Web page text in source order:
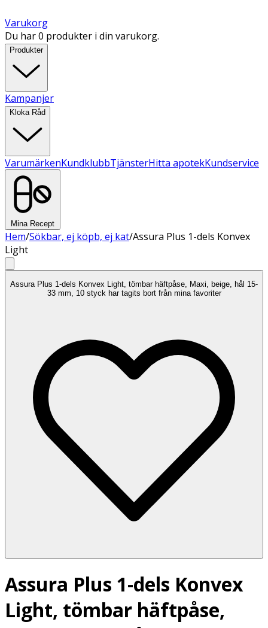
Varukorg
Du har 0 produkter i din varukorg.
Produkter
Kampanjer
Kloka Råd
VarumärkenKundklubbTjänsterHitta apotekKundservice
Mina Recept
Hem/Sökbar, ej köpb, ej kat/Assura Plus 1-dels Konvex
Light
Assura Plus 1-dels Konvex Light, tömbar häftpåse, Maxi, beige, hål 15-
33 mm, 10 styck har tagits bort från mina favoriter
Assura Plus 1-dels Konvex
Light, tömbar häftpåse,